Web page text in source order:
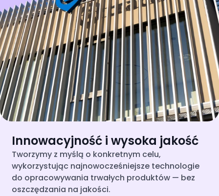
Innowacyjność i wysoka jakość
Tworzymy z myślą o konkretnym celu,
wykorzystując najnowocześniejsze technologie
do opracowywania trwałych produktów — bez
oszczędzania na jakości.